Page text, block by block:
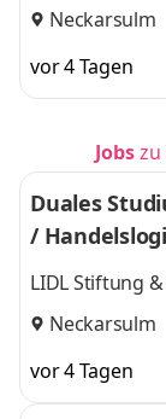
Neckarsulm
vor 4 Tagen
Jobszu
Duales
/
LIDL Stiftung &
Neckarsulm
vor 4 Tagen